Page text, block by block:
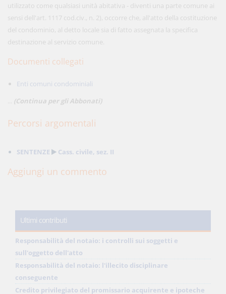
utilizzato come qualsiasi unità abitativa - diventi una parte comune ai
sensi dell'art. 1117 cod.civ., n. 2), occorre che, all'atto della costituzione
del condominio, al detto locale sia di fatto assegnata la specifica
destinazione al servizio comune.
Documenti collegati
Enti comuni condominiali
(Continua per gli Abbonati)
Percorsi argomentali
SENTENZE Cass. civile, sez. II
Aggiungi un commento
Ultimi contributi
Responsabilità del notaio: i controlli sui soggetti e
sull'oggetto dell'atto
Responsabilità del notaio: l'illecito disciplinare
conseguente
Credito privilegiato del promissario acquirente e ipoteche